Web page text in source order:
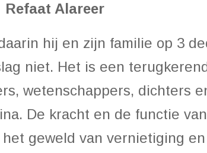
Refaat Alareer
hij en zijn familie op 3
niet. Het is een
wetenschappers, dichters
De kracht en de functie
geweld van vernietiging